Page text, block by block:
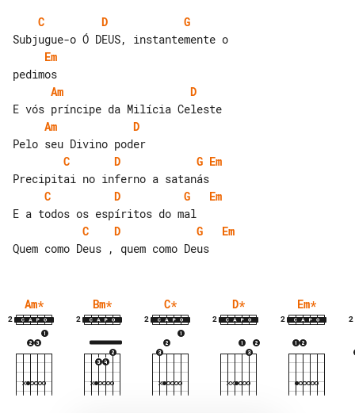
C D
G
Em
Am
D
Am
D
C
D G Em
C
D G
Em
C
D G
Em
Am*
2
Bm*
2
C*
2
D*
2
Em*
2 2